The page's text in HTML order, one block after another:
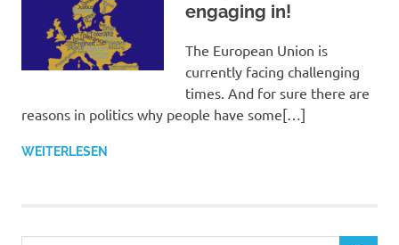
engaging in!
The European Union is
currently facing challenging
times. And for sure there are
reasons in politics why people have some[…]
WEITERLESEN